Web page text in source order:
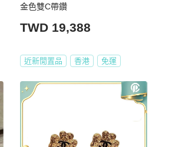
金色雙C帶鑽
TWD 19,388
近新閒置品 香港 免運